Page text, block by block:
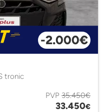
-2.000€
tronic
PVP 35.450€
33.450€